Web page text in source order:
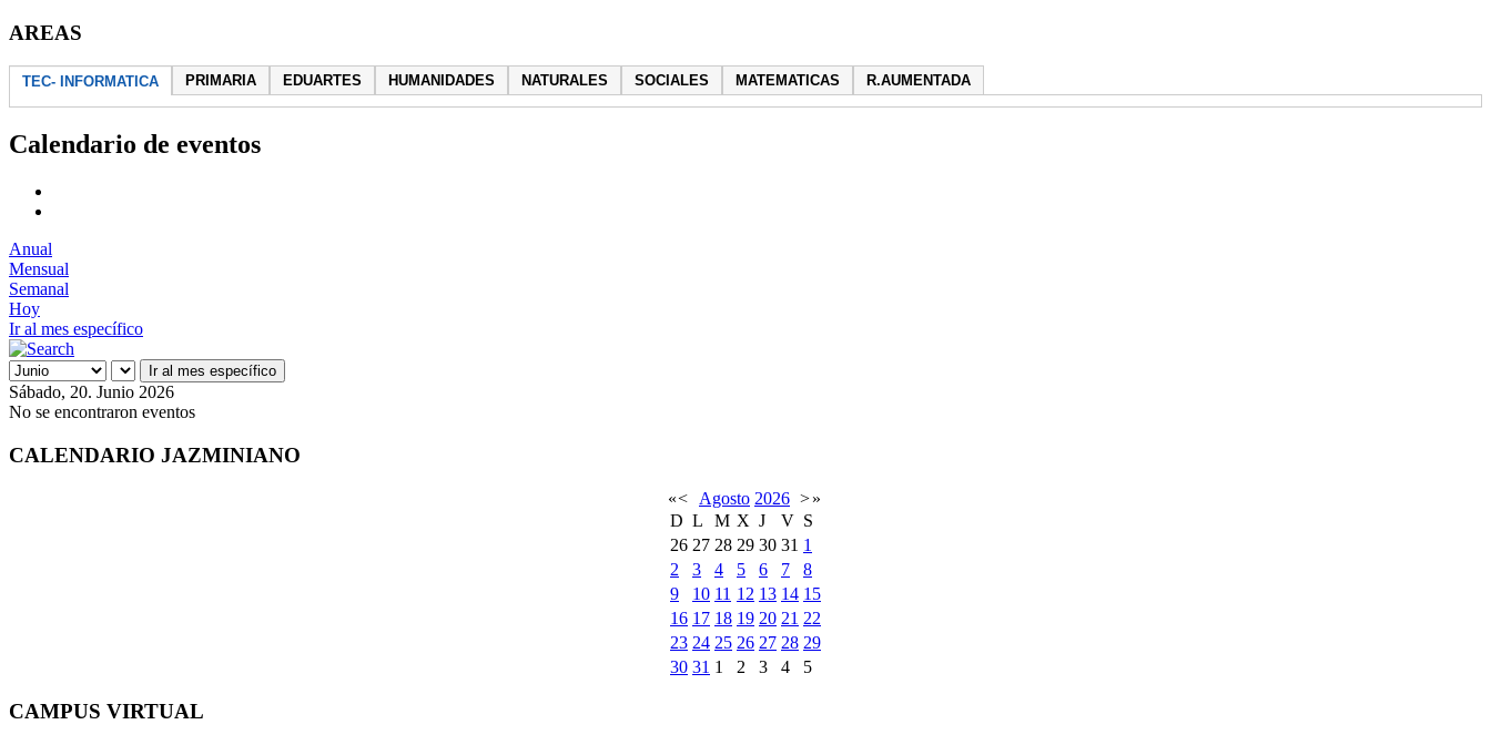
AREAS
TEC- INFORMATICA PRIMARIA EDUARTES HUMANIDADES NATURALES SOCIALES MATEMATICAS R.AUMENTADA
Calendario de eventos
Anual
Mensual
Semanal
Hoy
Ir al mes específico
Ir al mes específico
Sábado, 20. Junio 2026
No se encontraron eventos
CALENDARIO JAZMINIANO
«< Agosto 2026 >»
D L M X J V S
26 27 28 29 30 31 1
2
3 4 5 6 7
8
9
10 11 12 13 14 15
16 17 18 19 20 21 22
23 24 25 26 27 28 29
30 31 1 2 3 4 5
CAMPUS VIRTUAL